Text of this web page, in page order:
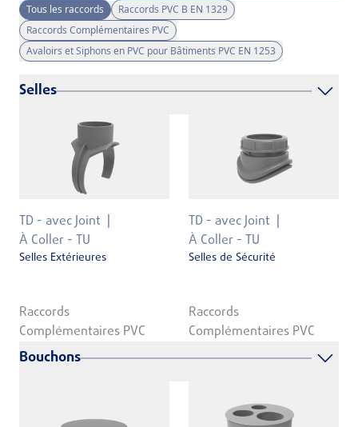
Tous les raccords
Raccords PVC B EN 1329
Raccords Complémentaires PVC
Avaloirs et Siphons en PVC pour Bâtiments PVC EN 1253
Selles
TD - avec Joint
À Coller - TU
Selles Extérieures
Raccords
Complémentaires PVC
TD - avec Joint
À Coller - TU
Selles de Sécurité
Raccords
Complémentaires PVC
Bouchons